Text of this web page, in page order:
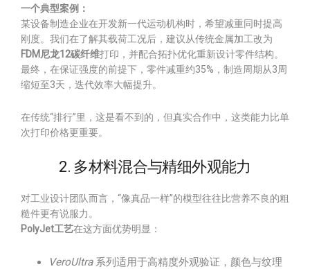
一个典型案例：
某设备制造企业在开发新一代运动机构时，希望减重同时提高
刚度。我们在了解其载荷工况后，建议从传统金属加工改为
FDM尼龙12碳纤维打印，并配合拓扑优化重新设计零件结构。
最终，在保证强度的前提下，零件减重约35%，制造周期从3周
缩短至3天，迭代效率大幅提升。
在传统“排行”里，这是看不到的，但真实合作中，这类能力比单
次打印价格更重要。
2. 多材料混合与精细外观能力
对工业设计团队而言，“像真品一样”的模型往往比营养不良的粗
糙件更有说服力。
PolyJet工艺在这方面优势明显：
VeroUltra系列适用于高精度外观验证，颜色与纹理